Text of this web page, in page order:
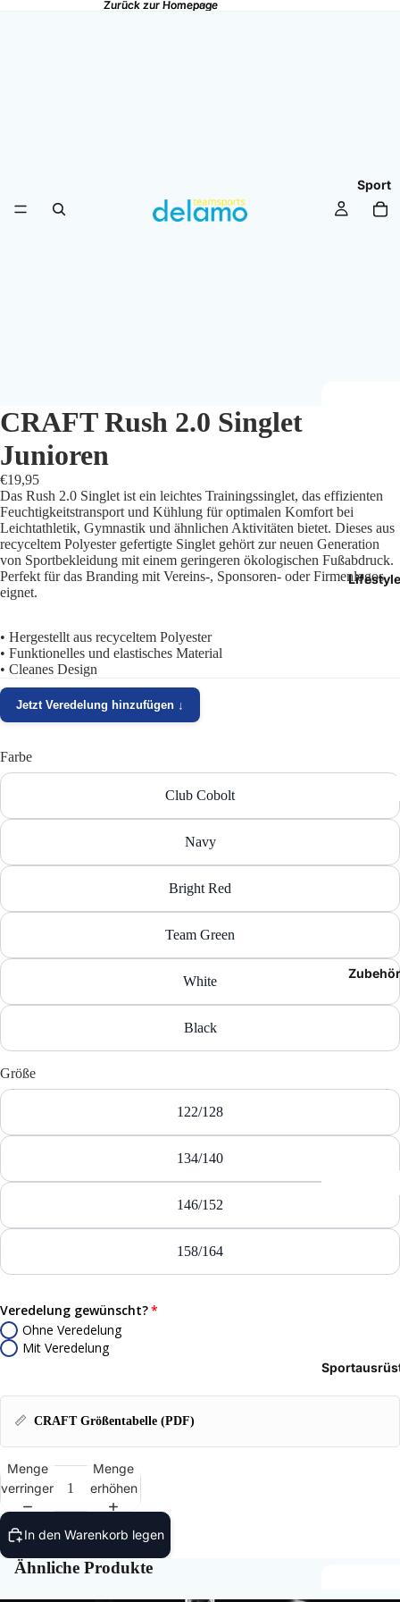
Zurück zur Homepage
Zurück zur Homepage
Sport
Lifestyle
T-
Hosen
Zubehör
CRAFT Rush 2.0 Singlet
Junioren
€19,95
Das Rush 2.0 Singlet ist ein leichtes Trainingssinglet, das effizienten
Feuchtigkeitstransport und Kühlung für optimalen Komfort bei
Leichtathletik, Gymnastik und ähnlichen Aktivitäten bietet. Dieses aus
recyceltem Polyester gefertigte Singlet gehört zur neuen Generation
von Sportbekleidung mit einem geringeren ökologischen Fußabdruck.
Perfekt für das Branding mit Vereins-, Sponsoren- oder Firmenlogos
eignet.
• Hergestellt aus recyceltem Polyester
• Funktionelles und elastisches Material
• Cleanes Design
Jetzt Veredelung hinzufügen ↓
Farbe
Club Cobolt
Navy
Bright Red
Team Green
White
Black
Größe
122/128
134/140
146/152
158/164
Veredelung gewünscht?
Ohne Veredelung
Mit Veredelung
📏 CRAFT Größentabelle (PDF)
Menge
verringern
Menge
erhöhen
In den Warenkorb legen
Ähnliche Produkte